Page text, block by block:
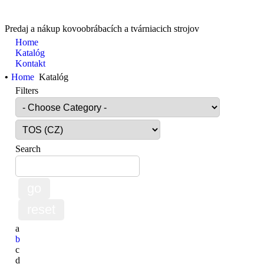
Predaj a nákup kovoobrábacích a tvárniacich strojov
Home
Katalóg
Kontakt
• Home Katalóg
Filters
Search
a
b
c
d